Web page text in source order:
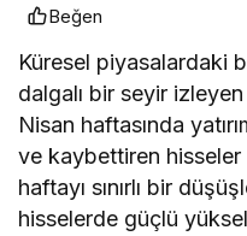
Beğen
Küresel piyasalardaki
dalgalı bir seyir
Nisan haftasında
ve kaybettiren
haftayı sınırlı bir
hisselerde güçlü